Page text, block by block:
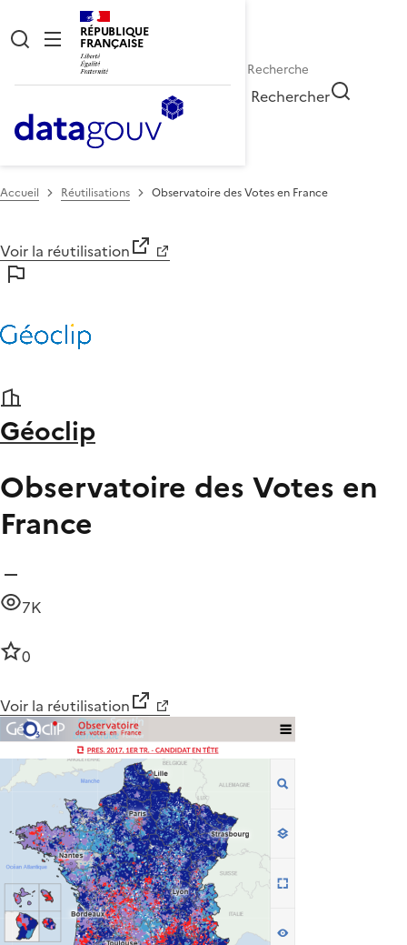
RÉPUBLIQUE
FRANÇAISE
Rechercher
Accueil Réutilisations Observatoire des Votes en France
Voir la réutilisation
Géoclip
Observatoire des Votes en
France
7K
0
Voir la réutilisation